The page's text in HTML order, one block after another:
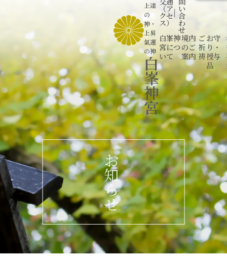
上達
の
神 ・
上昇
氣運
の神
白
峯
神
宮
（ア
クセ
ス）
| い
合
わ
せ
白峯神
宮につ
いて
境内
のご
案内
ご
祈
祷
お守
り・
授与
品
お
知
ら
せ